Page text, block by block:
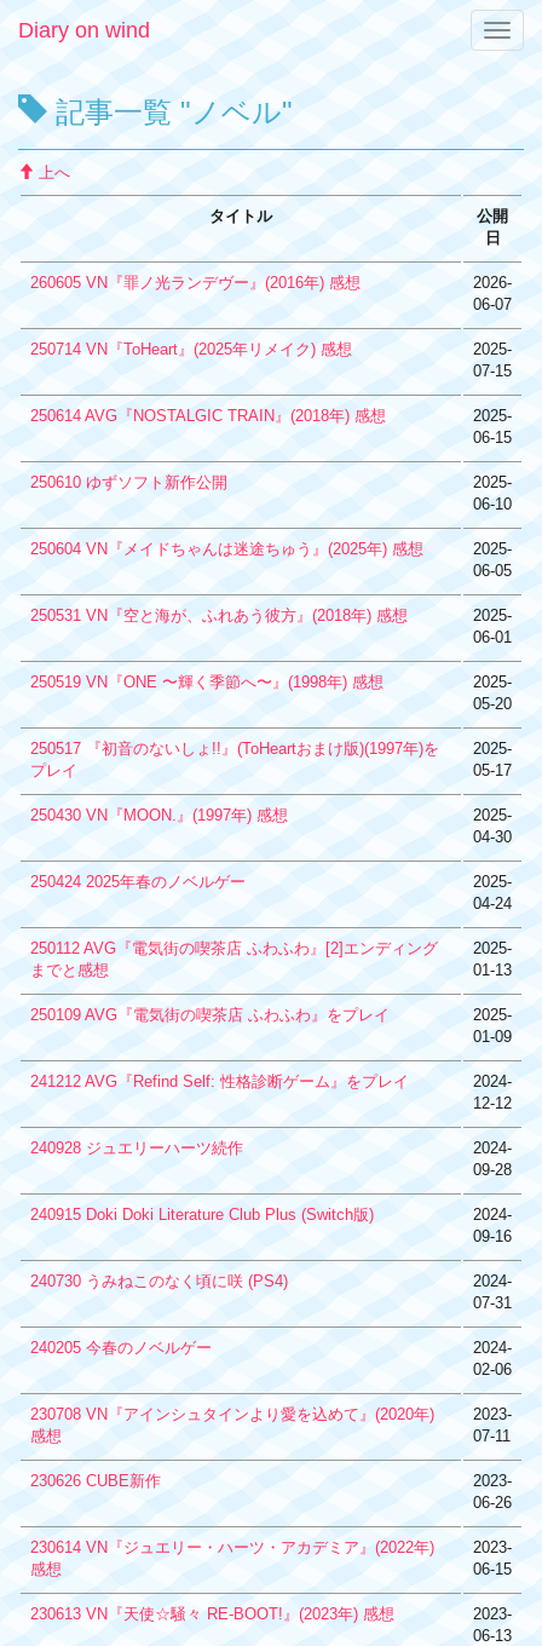
Toggle
Diary on wind
記事一覧 "ノベル"
上へ
タイトル
公開
日
260605 VN『罪ノ光ランデヴー』(2016年) 感想
2026-
06-07
250714 VN『ToHeart』(2025年リメイク) 感想
2025-
07-15
250614 AVG『NOSTALGIC TRAIN』(2018年) 感想
2025-
06-15
250610 ゆずソフト新作公開
2025-
06-10
250604 VN『メイドちゃんは迷途ちゅう』(2025年) 感想
2025-
06-05
250531 VN『空と海が、ふれあう彼方』(2018年) 感想
2025-
06-01
250519 VN『ONE 〜輝く季節へ〜』(1998年) 感想
2025-
05-20
250517 『初音のないしょ!!』(ToHeartおまけ版)(1997年)を
プレイ
2025-
05-17
250430 VN『MOON.』(1997年) 感想
2025-
04-30
250424 2025年春のノベルゲー
2025-
04-24
250112 AVG『電気街の喫茶店 ふわふわ』[2]エンディング
までと感想
2025-
01-13
250109 AVG『電気街の喫茶店 ふわふわ』をプレイ
2025-
01-09
241212 AVG『Refind Self: 性格診断ゲーム』をプレイ
2024-
12-12
240928 ジュエリーハーツ続作
2024-
09-28
240915 Doki Doki Literature Club Plus (Switch版)
2024-
09-16
240730 うみねこのなく頃に咲 (PS4)
2024-
07-31
240205 今春のノベルゲー
2024-
02-06
230708 VN『アインシュタインより愛を込めて』(2020年)
感想
2023-
07-11
230626 CUBE新作
2023-
06-26
230614 VN『ジュエリー・ハーツ・アカデミア』(2022年)
感想
2023-
06-15
230613 VN『天使☆騒々 RE-BOOT!』(2023年) 感想
2023-
06-13